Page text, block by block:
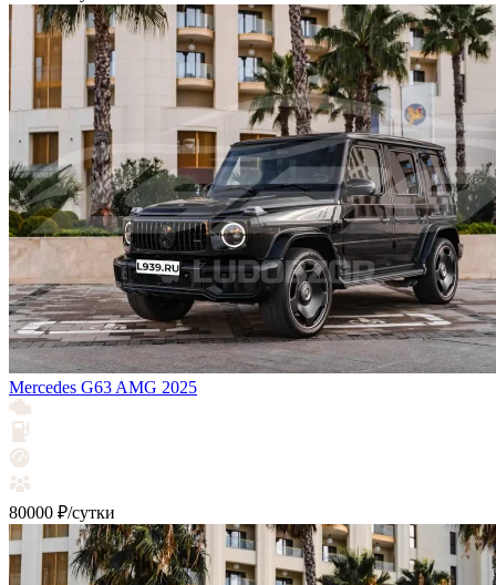
Mercedes G63 AMG 2025
80000 ₽/сутки